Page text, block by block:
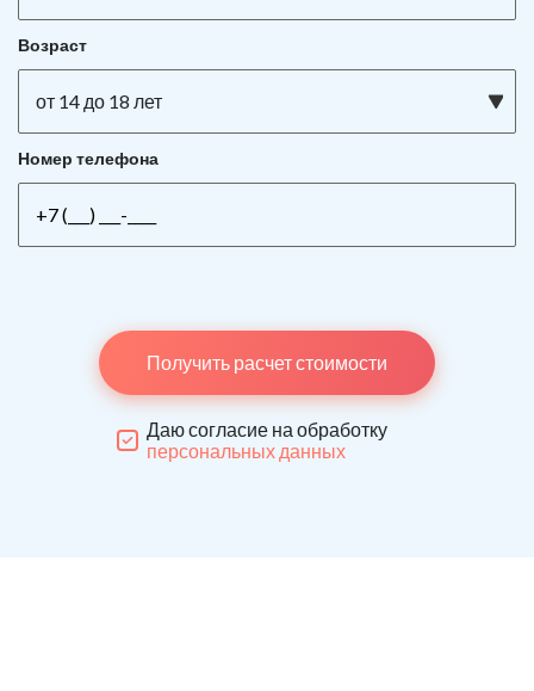
Возраст
от 14 до 18 лет
Номер телефона
Получить расчет стоимости
Даю согласие на обработку
персональных данных